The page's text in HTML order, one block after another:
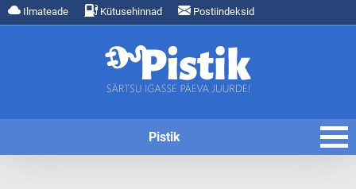
Ilmateade Kütusehinnad Postiindeksid
Pistik